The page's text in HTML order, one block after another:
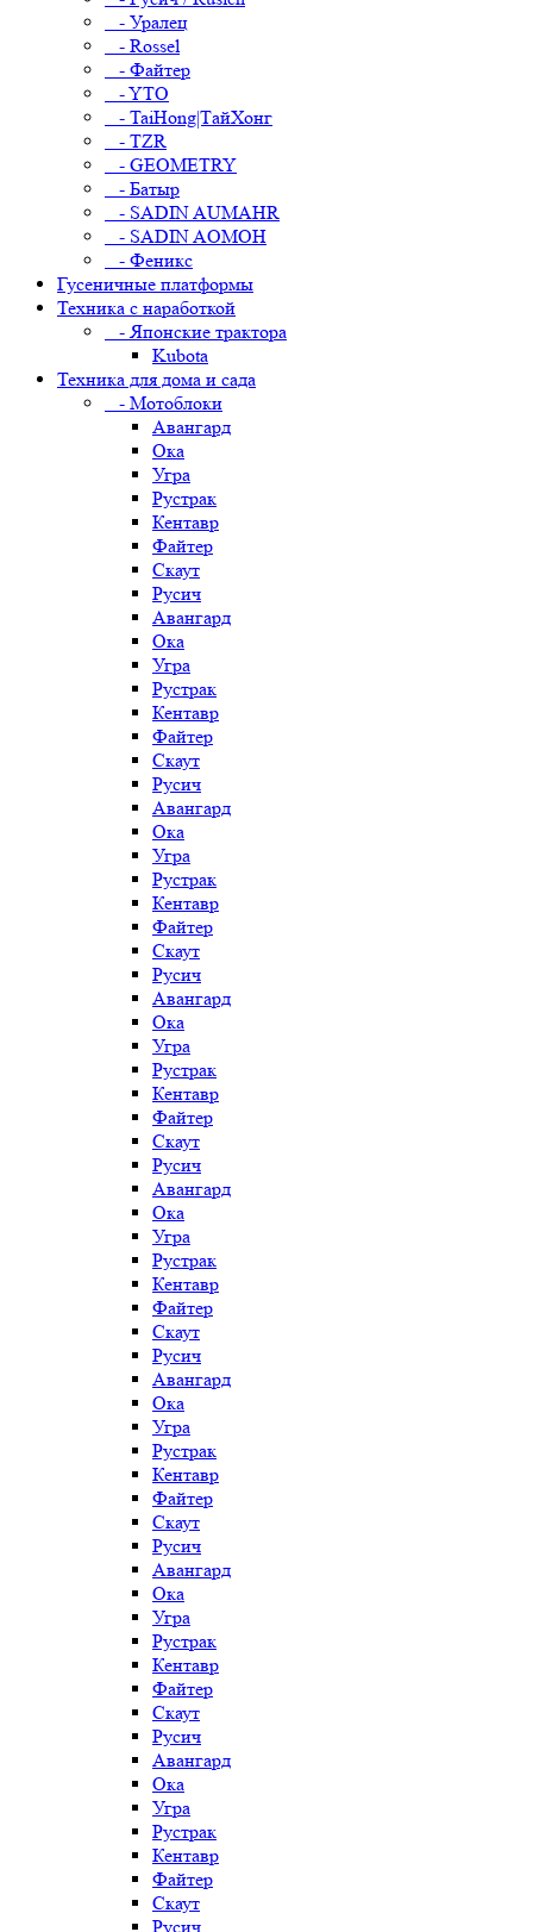
- Уралец
- Rossel
- Файтер
- YTO
- TaiHong|ТайХонг
- TZR
- GEOMETRY
- Батыр
- SADIN AUMAHR
- SADIN AOMOH
- Феникс
Гусеничные платформы
Техника с наработкой
- Японские трактора
Kubota
Техника для дома и сада
- Мотоблоки
Авангард
Ока
Угра
Рустрак
Кентавр
Файтер
Скаут
Русич
Авангард
Ока
Угра
Рустрак
Кентавр
Файтер
Скаут
Русич
Авангард
Ока
Угра
Рустрак
Кентавр
Файтер
Скаут
Русич
Авангард
Ока
Угра
Рустрак
Кентавр
Файтер
Скаут
Русич
Авангард
Ока
Угра
Рустрак
Кентавр
Файтер
Скаут
Русич
Авангард
Ока
Угра
Рустрак
Кентавр
Файтер
Скаут
Русич
Авангард
Ока
Угра
Рустрак
Кентавр
Файтер
Скаут
Русич
Авангард
Ока
Угра
Рустрак
Кентавр
Файтер
Скаут
Русич